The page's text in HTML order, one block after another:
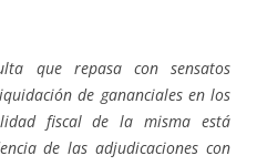
que repasa con sensatos
de gananciales en los
fiscal de la misma está
de las adjudicaciones con